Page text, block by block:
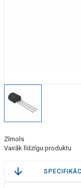
Zīmols
Vairāk līdzīgu produktu